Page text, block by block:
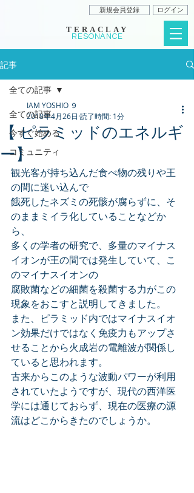
新規会員登録
TERACLAY
RESONANCE
ログイン
記事
全ての記事
今すぐ始める
コミュニティ
全ての記事
【 ピラミッドのエネルギ
ー】
IAM YOSHIO ９
2018年4月26日 読了時間: 1分
観光客が持ち込んだ食べ物の残りや王
の間に迷い込んで
餓死したネズミの死骸が腐らずに、そ
のままミイラ化していることなどか
ら、
多くの学者の研究で、多量のマイナス
イオンが王の間では発生していて、こ
のマイナスイオンの
腐敗菌などの細菌を殺菌する力がこの
現象をおこすと説明してきました。
また、ピラミッド内ではマイナスイオ
ン効果だけではなく免疫力もアップさ
せることから火成岩の電離波が関係し
ていると思われます。
古来からこのような波動パワーが利用
されていたようですが、現代の西洋医
学には通じておらず、現在の医療の源
流はどこからきたのでしょうか。